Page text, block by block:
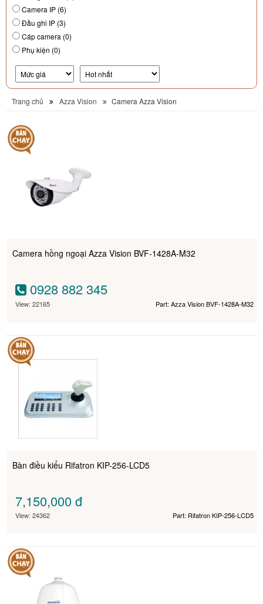
Camera IP (6)
Đầu ghi IP (3)
Cáp camera (0)
Phụ kiện (0)
Trang chủ Azza Vision Camera Azza Vision
Camera hồng ngoại Azza Vision BVF-1428A-M32
0928 882 345
View: 22165 Part: Azza Vision BVF-1428A-M32
Bàn điều kiểu Rifatron KIP-256-LCD5
7,150,000đ
View: 24362 Part: Rifatron KIP-256-LCD5